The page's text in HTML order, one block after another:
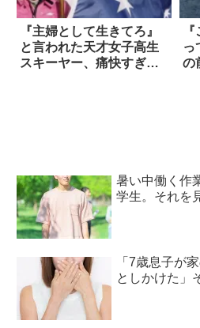
『主婦として生きてろ』
と言われた天才女子高生
スキーヤー、痛快すぎる
っ
の
暑い中働く作
学生。それを
「7歳息子が
としかけた」